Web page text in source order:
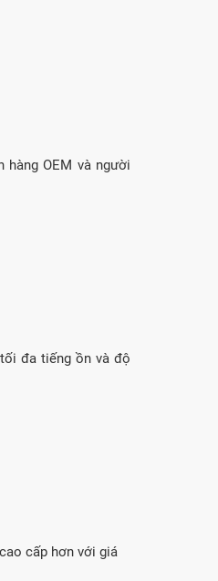
OEM và người
đa tiếng ồn và độ
cấp hơn với giá